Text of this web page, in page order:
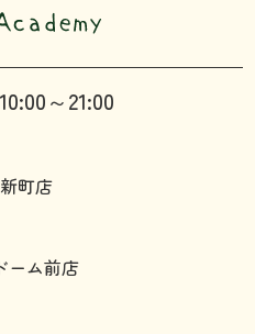
～21:00
町店
ーム前店